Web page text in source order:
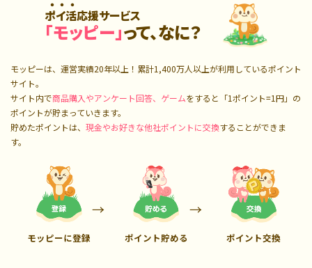
ポイ活応援サービス
「モッピー」って、なに？
モッピーは、運営実績20年以上！累計1,400万人以上が利用しているポイント
サイト。
サイト内で商品購入やアンケート回答、ゲームをすると「1ポイント=1円」の
ポイントが貯まっていきます。
貯めたポイントは、 現金やお好きな他社ポイントに交換することができま
す。
モッピーに登録 ポイント貯める ポイント交換